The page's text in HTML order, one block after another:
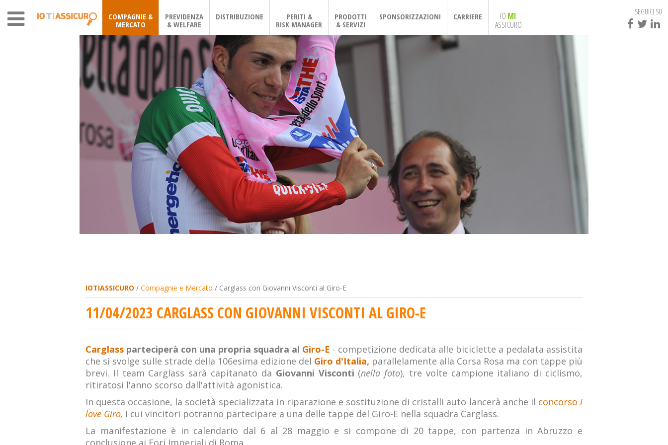
COMPAGNIE &
MERCATO
PREVIDENZA
& WELFARE
DISTRIBUZIONE
PERITI &
RISK MANAGER
PRODOTTI
& SERVIZI
SPONSORIZZAZIONI CARRIERE IO MI
ASSICURO
SEGUICI SU
IOTIASSICURO / Compagnie e Mercato / Carglass con Giovanni Visconti al Giro-E
11/04/2023 CARGLASS CON GIOVANNI VISCONTI AL GIRO-E
Carglass parteciperà con una propria squadra al Giro-E - competizione dedicata alle biciclette a pedalata assistita
che si svolge sulle strade della 106esima edizione del Giro d'Italia, parallelamente alla Corsa Rosa ma con tappe più
brevi. Il team Carglass sarà capitanato da Giovanni Visconti (nella foto), tre volte campione italiano di ciclismo,
ritiratosi l'anno scorso dall'attività agonistica.
In questa occasione, la società specializzata in riparazione e sostituzione di cristalli auto lancerà anche il concorsoI
love Giro, i cui vincitori potranno partecipare a una delle tappe del Giro-E nella squadra Carglass.
La manifestazione è in calendario dal 6 al 28 maggio e si compone di 20 tappe, con partenza in Abruzzo e
conclusione ai Fori Imperiali di Roma.